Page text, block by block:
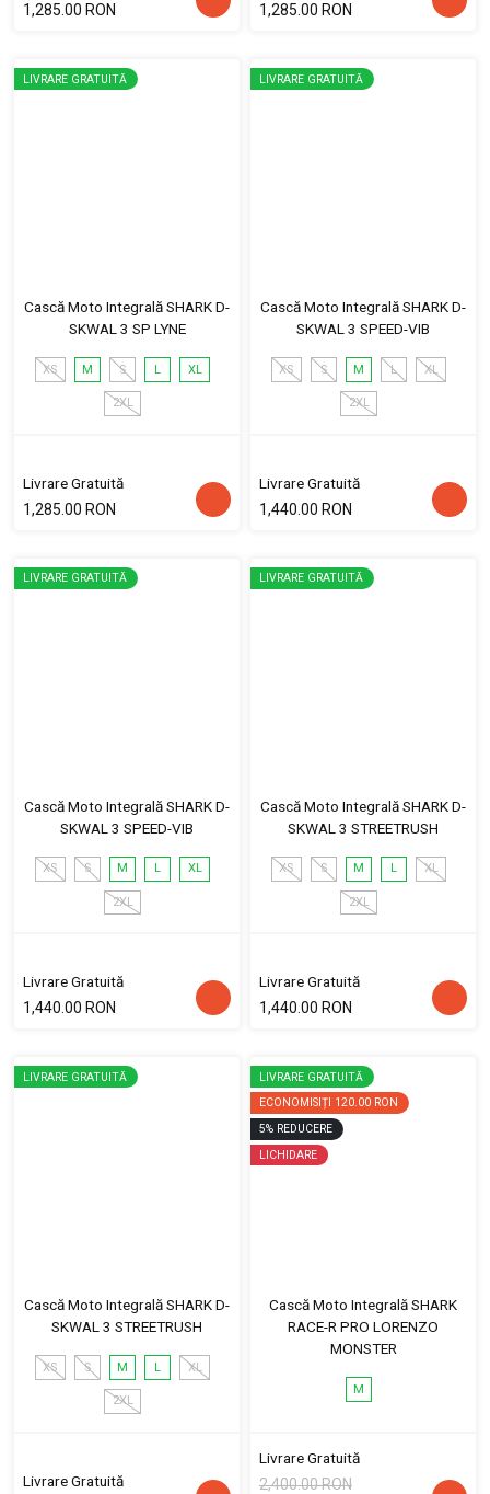
1,285.00 RON 1,285.00 RON
LIVRARE GRATUITĂ
Cască Moto Integrală SHARK D-
SKWAL 3 SP LYNE
XS M S L XL
2XL
Livrare Gratuită
1,285.00 RON
LIVRARE GRATUITĂ
Cască Moto Integrală SHARK D-
SKWAL 3 SPEED-VIB
XS S M L XL
2XL
Livrare Gratuită
1,440.00 RON
LIVRARE GRATUITĂ
Cască Moto Integrală SHARK D-
SKWAL 3 SPEED-VIB
XS S M L XL
2XL
Livrare Gratuită
1,440.00 RON
LIVRARE GRATUITĂ
Cască Moto Integrală SHARK D-
SKWAL 3 STREETRUSH
XS S M L XL
2XL
Livrare Gratuită
1,440.00 RON
LIVRARE GRATUITĂ
Cască Moto Integrală SHARK D-
SKWAL 3 STREETRUSH
XS S M L XL
2XL
Livrare Gratuită
LIVRARE GRATUITĂ
ECONOMISIȚI 120.00 RON
5% REDUCERE
LICHIDARE
Cască Moto Integrală SHARK
RACE-R PRO LORENZO
MONSTER
M
Livrare Gratuită
2,400.00 RON